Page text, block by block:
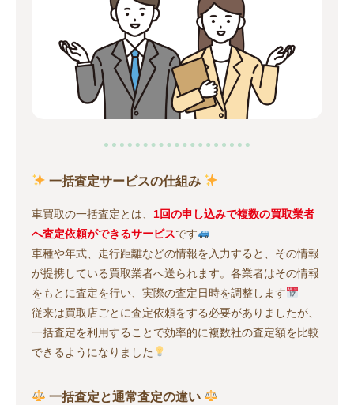
一括査定サービスの仕組み
車買取の一括査定とは、 1回の申し込みで複数の買取業者
へ査定依頼ができるサービスです
車種や年式、走行距離などの情報を入力すると、その情報
が提携している買取業者へ送られます。各業者はその情報
をもとに査定を行い、実際の査定日時を調整します
従来は買取店ごとに査定依頼をする必要がありましたが、
一括査定を利用することで効率的に複数社の査定額を比較
できるようになりました
一括査定と通常査定の違い